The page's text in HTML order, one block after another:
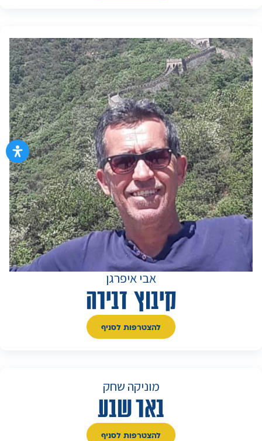
אבי איפרגן
קיבוץ דבירה
להצטרפות לסניף
מוניקה שחק
באר שבע
להצטרפות לסניף